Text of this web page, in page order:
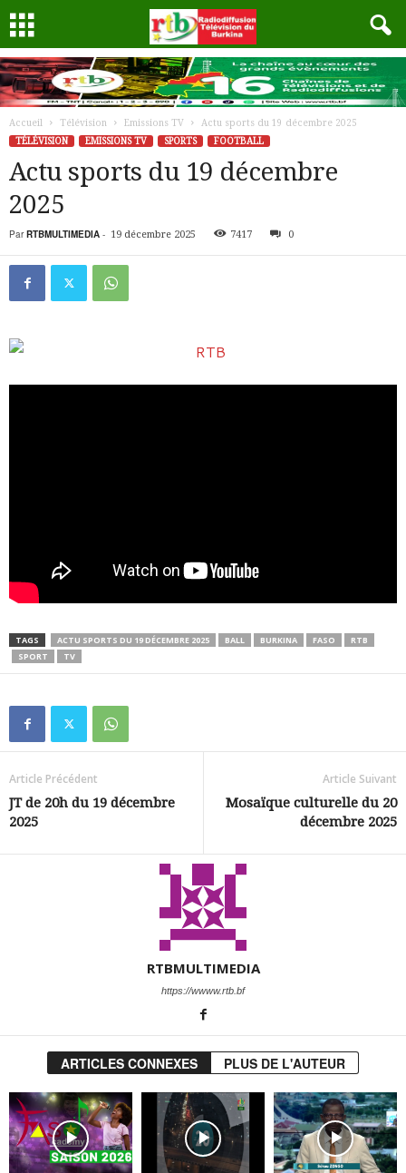
Accueil Télévision Emissions TV
Actu sports du 19 décembre 2025
TÉLÉVISION
EMISSIONS TV SPORTS FOOTBALL
Actu sports du 19 décembre
2025
Par RTBMULTIMEDIA - 19 décembre 2025 7417 0
TAGS ACTU SPORTS DU 19 DÉCEMBRE 2025 BALL BURKINA FASO
RTB
SPORT
TV
Article Précédent
JT de 20h du 19 décembre
2025
Article Suivant
Mosaïque culturelle du 20
décembre 2025
RTBMULTIMEDIA
https://wwww.rtb.bf
ARTICLES CONNEXES PLUS DE L'AUTEUR